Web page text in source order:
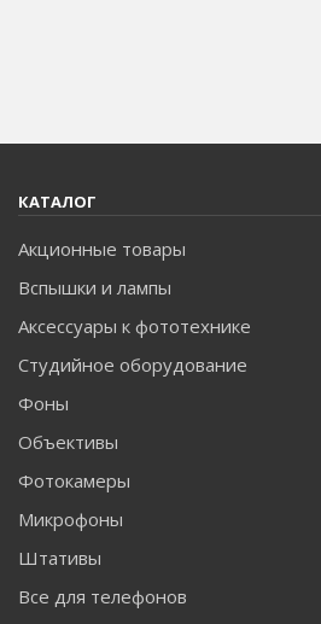
КАТАЛОГ
Акционные товары
Вспышки и лампы
Аксессуары к фототехнике
Студийное оборудование
Фоны
Объективы
Фотокамеры
Микрофоны
Штативы
Все для телефонов